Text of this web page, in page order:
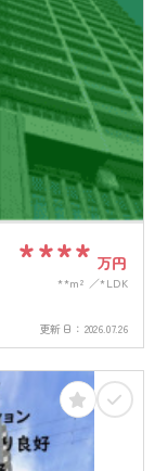
**** 万円
**m² *LDK
更新日： 2026.07.26